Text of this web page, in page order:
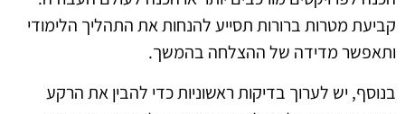
קביעת מטרות ברורות תסייע להנחות את התהליך הלימודי
ותאפשר מדידה של ההצלחה בהמשך.
בנוסף, יש לערוך בדיקות ראשוניות כדי להבין את הרקע